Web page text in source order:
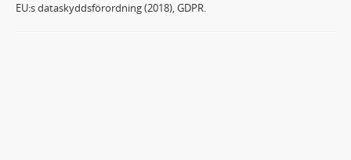
EU:s dataskyddsförordning (2018), GDPR.